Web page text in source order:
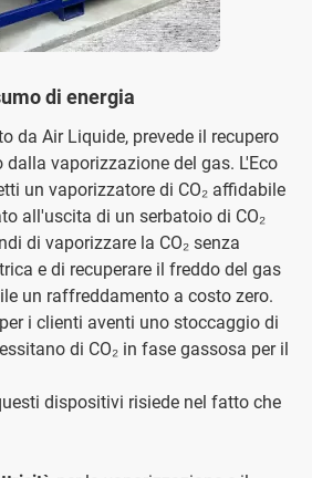
di energia
da Air Liquide, prevede il recupero
vaporizzazione del gas. L'Eco
un vaporizzatore di CO₂ affidabile
all'uscita di un serbatoio di CO₂
di vaporizzare la CO₂ senza
e di recuperare il freddo del gas
un raffreddamento a costo zero.
i clienti aventi uno stoccaggio di
di CO₂ in fase gassosa per il
dispositivi risiede nel fatto che